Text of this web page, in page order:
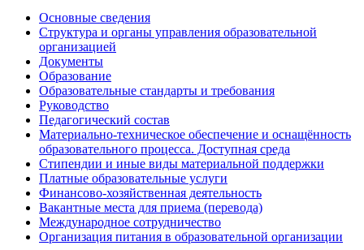
Основные сведения
Структура и органы управления образовательной
организацией
Документы
Образование
Образовательные стандарты и требования
Руководство
Педагогический состав
Материально-техническое обеспечение и оснащённость
образовательного процесса. Доступная среда
Стипендии и иные виды материальной поддержки
Платные образовательные услуги
Финансово-хозяйственная деятельность
Вакантные места для приема (перевода)
Международное сотрудничество
Организация питания в образовательной организации